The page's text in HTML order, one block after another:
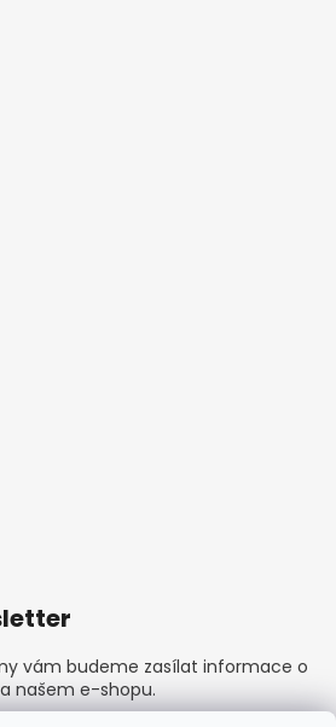
vám budeme zasílat informace o
našem e-shopu.